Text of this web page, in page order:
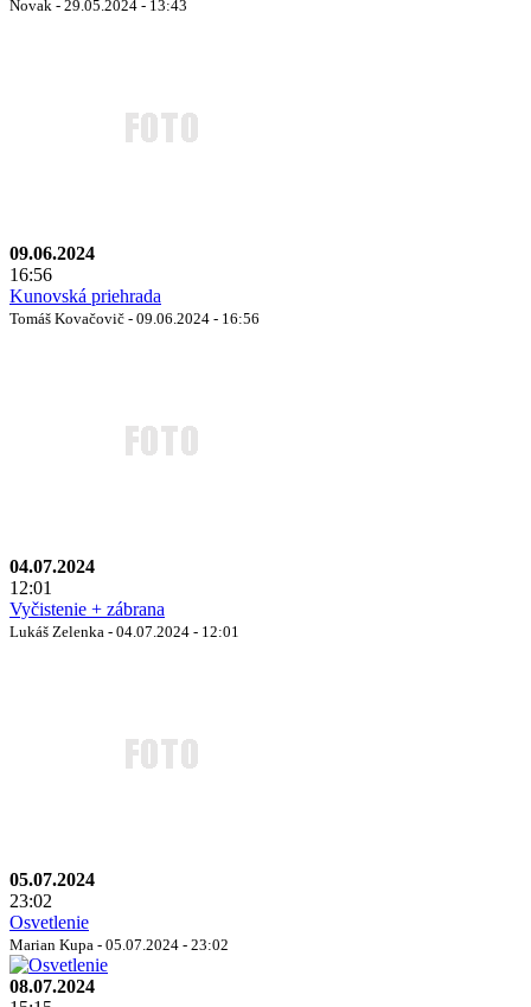
Novak - 29.05.2024 - 13:43
09.06.2024
16:56
Kunovská priehrada
Tomáš Kovačovič - 09.06.2024 - 16:56
04.07.2024
12:01
Vyčistenie + zábrana
Lukáš Zelenka - 04.07.2024 - 12:01
05.07.2024
23:02
Osvetlenie
Marian Kupa - 05.07.2024 - 23:02
08.07.2024